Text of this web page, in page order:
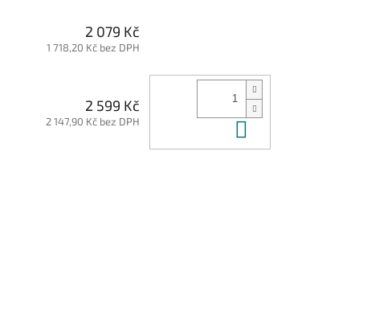
2 079 Kč
1 718,20 Kč bez DPH
2 599 Kč
2 147,90 Kč bez DPH